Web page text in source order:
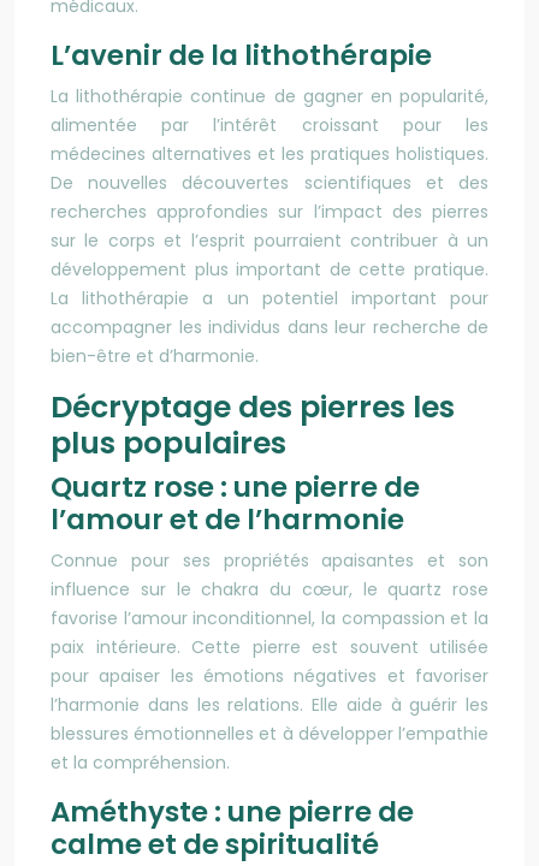
médicaux.
L’avenir de la lithothérapie
La lithothérapie continue de gagner en popularité,
alimentée par l’intérêt croissant pour les
médecines alternatives et les pratiques holistiques.
De nouvelles découvertes scientifiques et des
recherches approfondies sur l’impact des pierres
sur le corps et l’esprit pourraient contribuer à un
développement plus important de cette pratique.
La lithothérapie a un potentiel important pour
accompagner les individus dans leur recherche de
bien-être et d’harmonie.
Décryptage des pierres les
plus populaires
Quartz rose : une pierre de
l’amour et de l’harmonie
Connue pour ses propriétés apaisantes et son
influence sur le chakra du cœur, le quartz rose
favorise l’amour inconditionnel, la compassion et la
paix intérieure. Cette pierre est souvent utilisée
pour apaiser les émotions négatives et favoriser
l’harmonie dans les relations. Elle aide à guérir les
blessures émotionnelles et à développer l’empathie
et la compréhension.
Améthyste : une pierre de
calme et de spiritualité